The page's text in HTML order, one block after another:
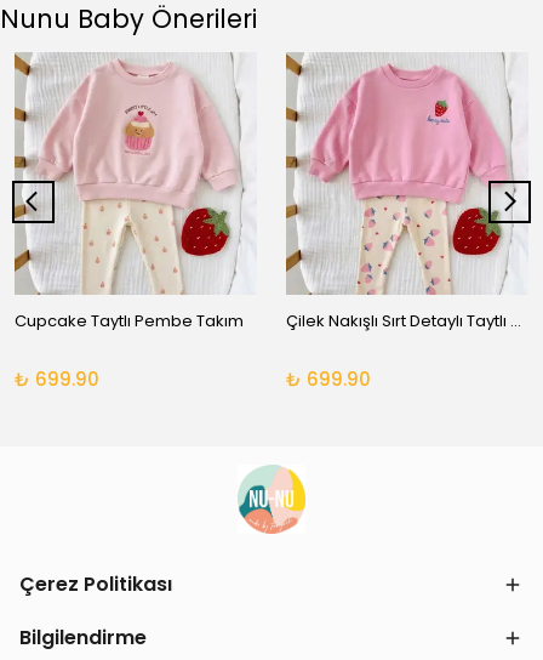
Nunu Baby Önerileri
Cupcake Taytlı Pembe Takım
₺ 699.90
Çilek Nakışlı Sırt Detaylı Taytlı Takım
₺ 699.90
Çerez Politikası
Bilgilendirme